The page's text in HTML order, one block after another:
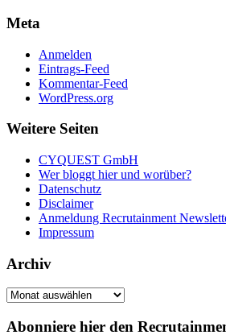
Meta
Anmelden
Eintrags-Feed
Kommentar-Feed
WordPress.org
Weitere Seiten
CYQUEST GmbH
Wer bloggt hier und worüber?
Datenschutz
Disclaimer
Anmeldung Recrutainment
Impressum
Archiv
Archiv
Abonniere hier den